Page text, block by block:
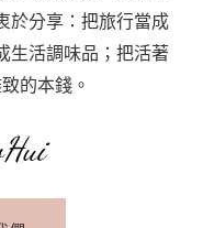
於分享：把旅行當成
生活調味品；把活著
的本錢。